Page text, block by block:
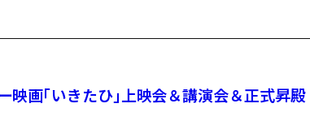
画「いきたひ」上映会＆講演会＆正式昇殿